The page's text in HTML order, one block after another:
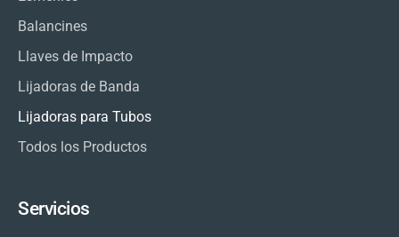
Balancines
Llaves de Impacto
Lijadoras de Banda
Lijadoras para Tubos
Todos los Productos
Servicios